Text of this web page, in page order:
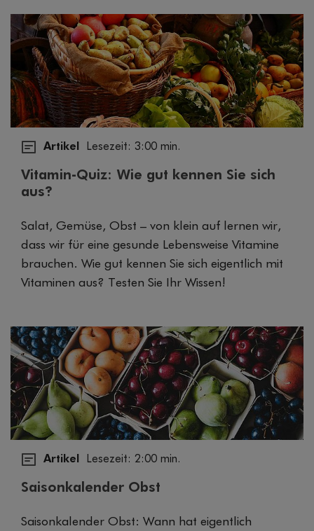
Artikel Lesezeit: 3:00 min.
Vitamin-Quiz: Wie gut kennen Sie sich
aus?
Salat, Gemüse, Obst – von klein auf lernen wir,
dass wir für eine gesunde Lebensweise Vitamine
brauchen. Wie gut kennen Sie sich eigentlich mit
Vitaminen aus? Testen Sie Ihr Wissen!
Artikel Lesezeit: 2:00 min.
Saisonkalender Obst
Saisonkalender Obst: Wann hat eigentlich